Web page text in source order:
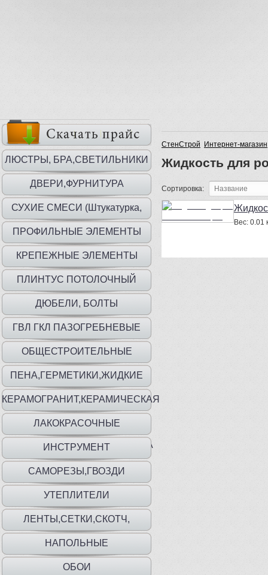
ЛЮСТРЫ, БРА,СВЕТИЛЬНИКИ
ДВЕРИ,ФУРНИТУРА
СУХИЕ СМЕСИ (Штукатурка,
шпаклевка, клей)
ПРОФИЛЬНЫЕ ЭЛЕМЕНТЫ
КРЕПЕЖНЫЕ ЭЛЕМЕНТЫ
ПЛИНТУС ПОТОЛОЧНЫЙ
ДЮБЕЛИ, БОЛТЫ
ГВЛ ГКЛ ПАЗОГРЕБНЕВЫЕ
ПЛИТЫ
ОБЩЕСТРОИТЕЛЬНЫЕ
МАТЕРИАЛЫ
ПЕНА,ГЕРМЕТИКИ,ЖИДКИЕ
ГВОЗДИ
КЕРАМОГРАНИТ,КЕРАМИЧЕСКАЯ
ПЛИТКА
ЛАКОКРАСОЧНЫЕ
МАТ.,ГРУНТЫ,ГИДР,ШПАТЛЕВКА
ИНСТРУМЕНТ
САМОРЕЗЫ,ГВОЗДИ
УТЕПЛИТЕЛИ
ЛЕНТЫ,СЕТКИ,СКОТЧ,
ПЛЕНКА,МЕШКИ
НАПОЛЬНЫЕ
ПОКРЫТИЯ,ПЛИНТУС,ПОРОГИ
ОБОИ
СтенСтрой Интернет-магазин
Жидкость для
Сортировка:
Вес: 0.01